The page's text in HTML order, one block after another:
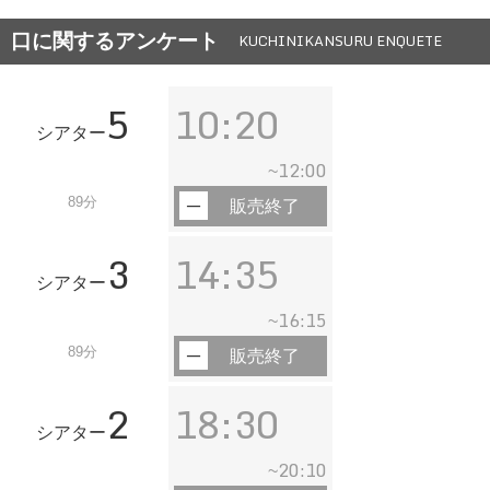
口に関するアンケート KUCHINIKANSURU ENQUETE
シアター5
89分
10:20
~12:00
販売終了
シアター 3
89分
14:35
~16:15
販売終了
シアター 2 18:30
~20:10